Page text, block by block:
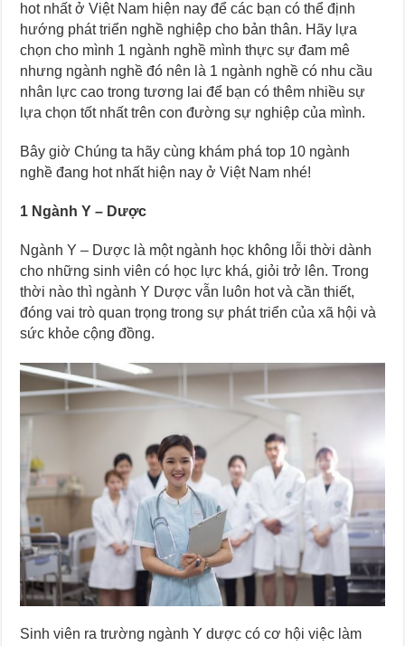
hot nhất ở Việt Nam hiện nay để các bạn có thể định
hướng phát triển nghề nghiệp cho bản thân. Hãy lựa
chọn cho mình 1 ngành nghề mình thực sự đam mê
nhưng ngành nghề đó nên là 1 ngành nghề có nhu cầu
nhân lực cao trong tương lai để bạn có thêm nhiều sự
lựa chọn tốt nhất trên con đường sự nghiệp của mình.
Bây giờ Chúng ta hãy cùng khám phá top 10 ngành
nghề đang hot nhất hiện nay ở Việt Nam nhé!
1 Ngành Y – Dược
Ngành Y – Dược là một ngành học không lỗi thời dành
cho những sinh viên có học lực khá, giỏi trở lên. Trong
thời nào thì ngành Y Dược vẫn luôn hot và cần thiết,
đóng vai trò quan trọng trong sự phát triển của xã hội và
sức khỏe cộng đồng.
Sinh viên ra trường ngành Y dược có cơ hội việc làm